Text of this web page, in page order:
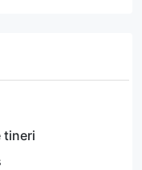
tineri